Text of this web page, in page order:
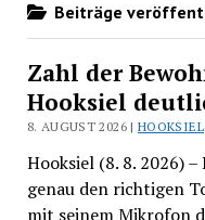
Beiträge
Zahl der
Hooksiel
8. AUGUST 2026 |HOOKSIEL
Hooksiel (8. 8. 2026)
genau den richtigen
mit seinem Mikrofon